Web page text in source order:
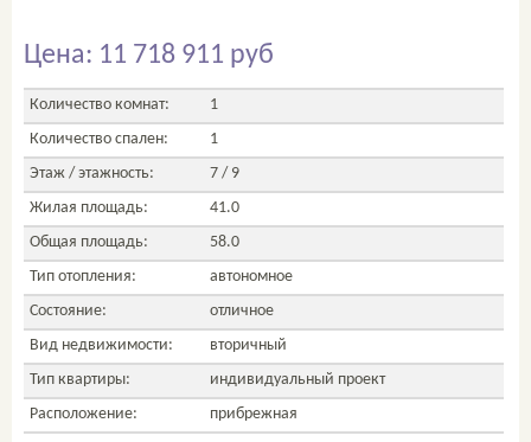
Цена: 11 718 911 руб
Количество комнат:
1
Количество спален:
1
Этаж / этажность:
7 / 9
Жилая площадь:
41.0
Общая площадь:
58.0
Тип отопления:
автономное
Состояние:
отличное
Вид недвижимости:
вторичный
Тип квартиры:
индивидуальный проект
Расположение:
прибрежная